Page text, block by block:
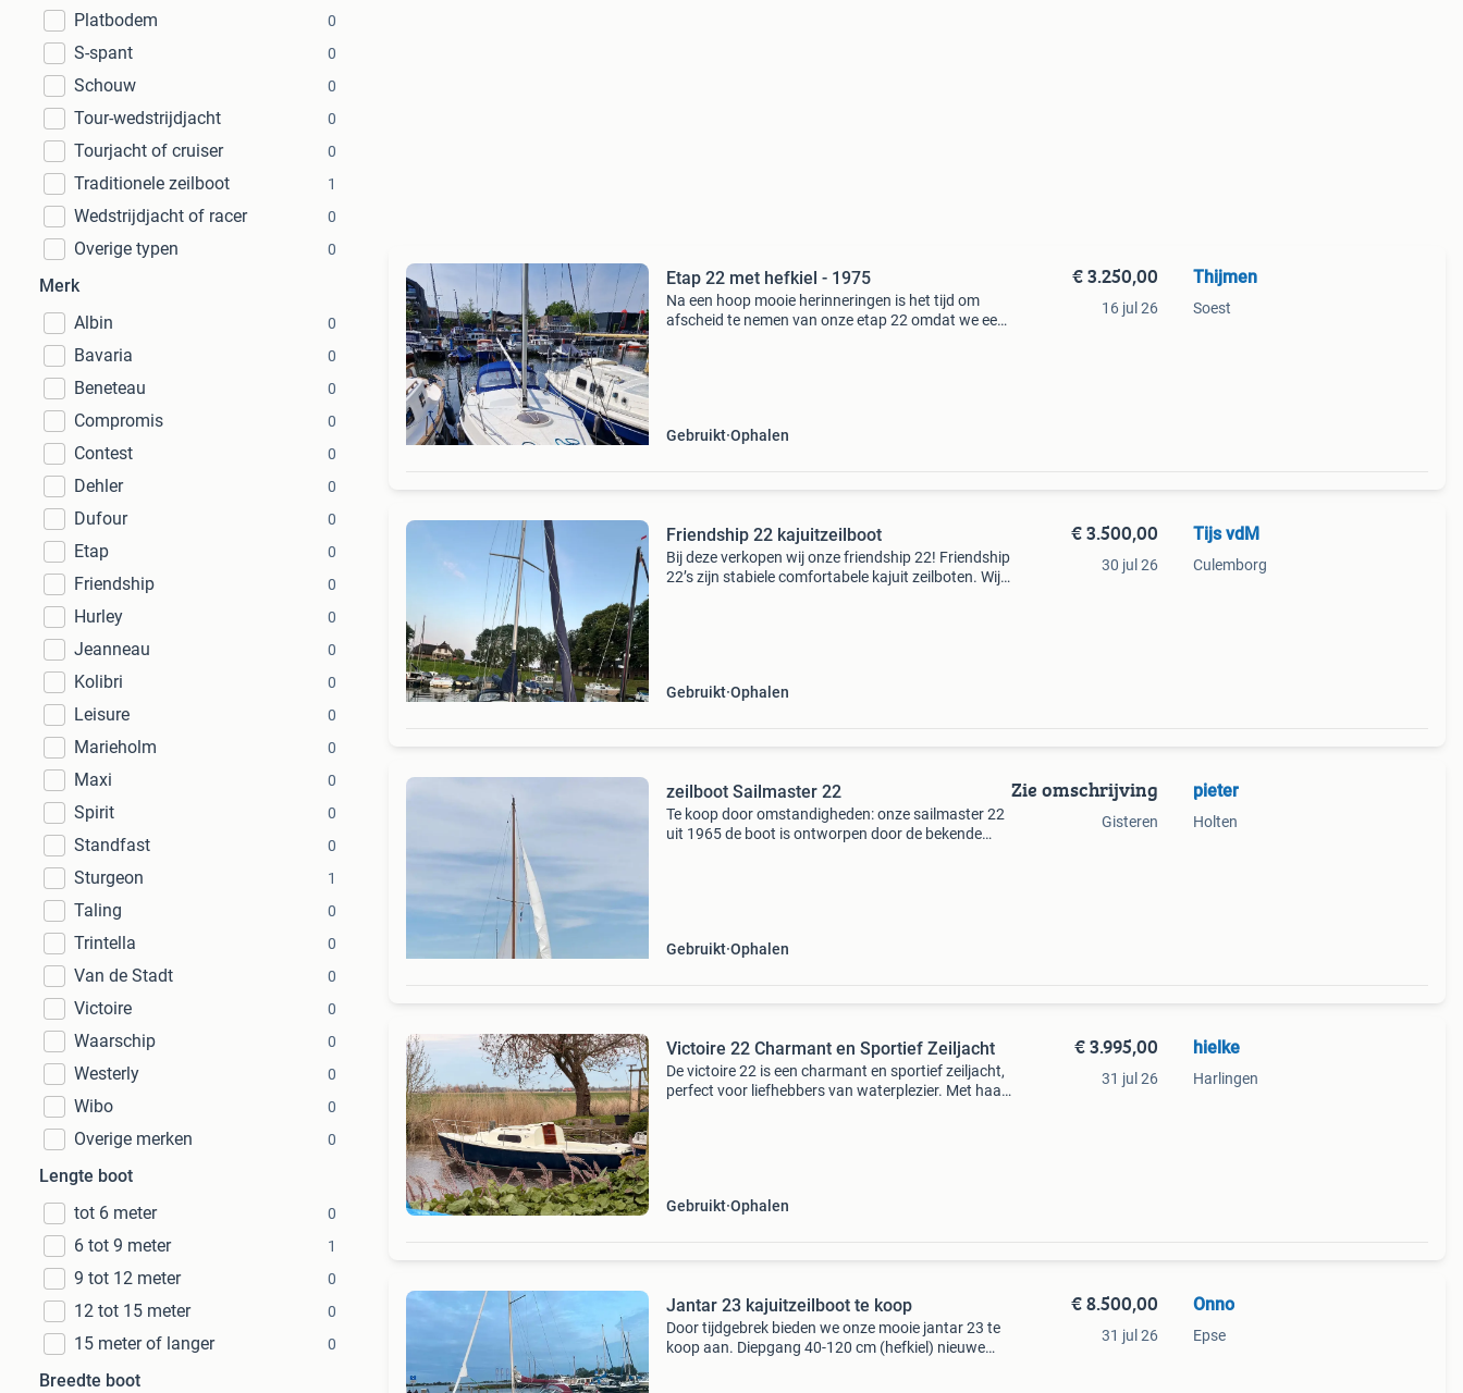
Platbodem 0
S-spant 0
Schouw 0
Tour-wedstrijdjacht 0
Tourjacht of cruiser 0
Traditionele zeilboot 1
Wedstrijdjacht of racer 0
Overige typen 0
Merk
Albin
0
Bavaria 0
Beneteau 0
Compromis 0
Contest 0
Dehler 0
Dufour 0
Etap 0
Friendship 0
Hurley 0
Jeanneau 0
Kolibri 0
Leisure 0
Marieholm 0
Maxi 0
Spirit 0
Standfast 0
Sturgeon 1
Taling 0
Trintella 0
Van de Stadt 0
Victoire 0
Waarschip 0
Westerly 0
Wibo 0
Overige merken 0
Lengte boot
tot 6 meter
0
6 tot 9 meter 1
9 tot 12 meter 0
12 tot 15 meter 0
15 meter of langer 0
Breedte boot
Etap 22 met hefkiel - 1975
Na een hoop mooie herinneringen is het tijd om
afscheid te nemen van onze etap 22 omdat we een
Gebruikt Ophalen
€ 3.250,00
16 jul 26
Thijmen
Soest
Friendship 22 kajuitzeilboot
Bij deze verkopen wij onze friendship 22! Friendship
22’s zijn stabiele comfortabele kajuit zeilboten. Wij
Gebruikt Ophalen
€ 3.500,00
30 jul 26
Tijs vdM
Culemborg
zeilboot Sailmaster 22
Te koop door omstandigheden: onze sailmaster 22
uit 1965 de boot is ontworpen door de bekende
Gebruikt Ophalen
Zie omschrijving
Gisteren
pieter
Holten
Victoire 22 Charmant en Sportief Zeiljacht
De victoire 22 is een charmant en sportief zeiljacht,
perfect voor liefhebbers van waterplezier. Met haar
Gebruikt Ophalen
€ 3.995,00
31 jul 26
hielke
Harlingen
Jantar 23 kajuitzeilboot te koop
Door tijdgebrek bieden we onze mooie jantar 23 te
koop aan. Diepgang 40-120 cm (hefkiel) nieuwe
€ 8.500,00
31 jul 26
Onno
Epse